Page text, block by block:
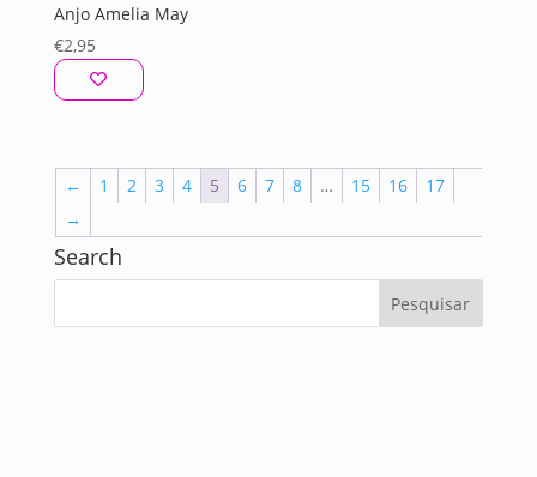
Anjo Amelia May
€2,95
← 1 2 3 4 5 6 7 8 … 15 16
17
→
Search